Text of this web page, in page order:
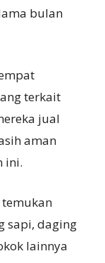
bulan
terkait
jual
aman
ini.
sapi, daging
lainnya